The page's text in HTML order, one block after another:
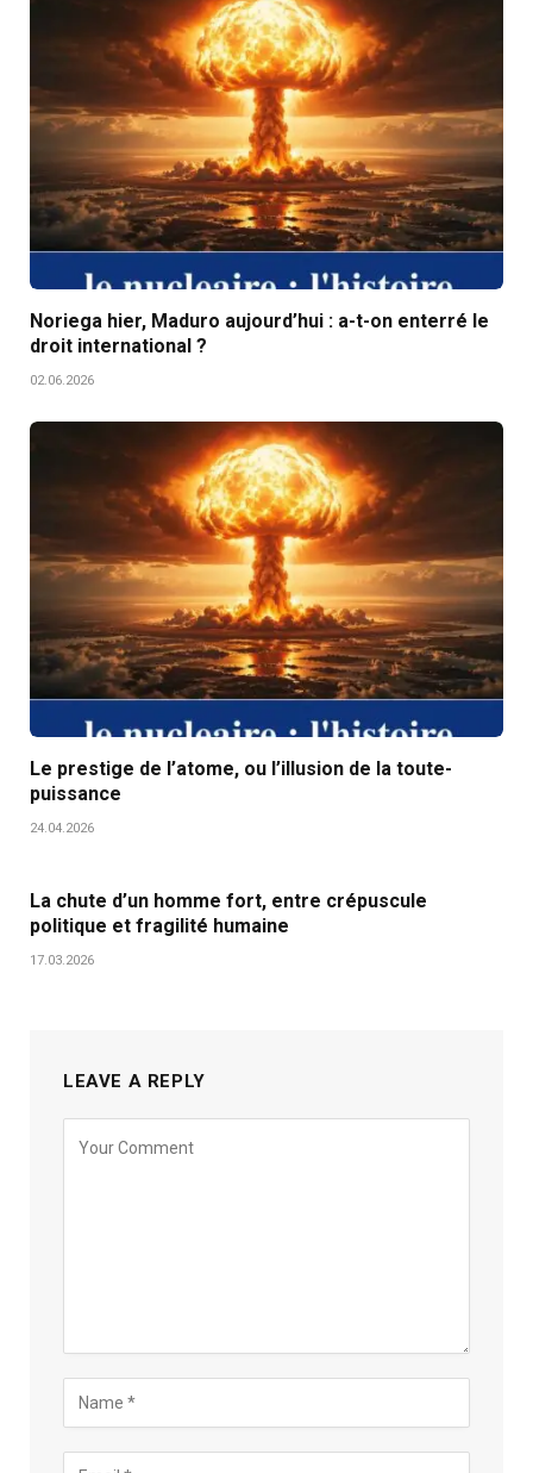
Noriega hier, Maduro aujourd’hui : a-t-on enterré le
droit international ?
02.06.2026
Le prestige de l’atome, ou l’illusion de la toute-
puissance
24.04.2026
La chute d’un homme fort, entre crépuscule
politique et fragilité humaine
17.03.2026
LEAVE A REPLY